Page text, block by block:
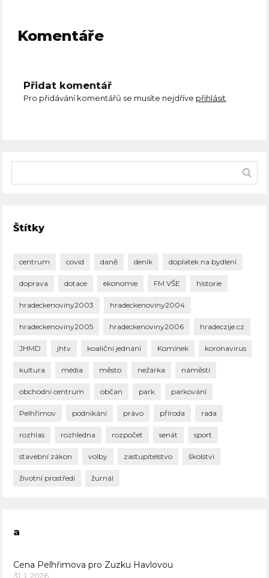
Komentáře
Přidat komentář
Pro přidávání komentářů se musíte nejdříve přihlásit
Štítky
centrum covid daně deník doplatek na bydlení
doprava dotace ekonomie FM VŠE historie
hradeckenoviny2003 hradeckenoviny2004
hradeckenoviny2005 hradeckenoviny2006 hradeczije.cz
JHMD jhtv koaliční jednání Komínek koronavirus
kultura média město nežárka náměstí
obchodní centrum občan park parkování
Pelhřimov podnikání právo příroda rada
rozhlas rozhledna rozpočet senát sport
stavební zákon volby zastupitelstvo školství
životní prostředí žurnál
a
Cena Pelhřimova pro Zuzku Havlovou
31. 1. 2026